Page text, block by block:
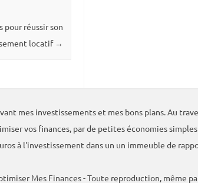
pour réussir son
locatif →
mes investissements et mes bons plans. Au
vos finances, par de petites économies
à l'investissement dans un un immeuble de
Mes Finances - Toute reproduction, même